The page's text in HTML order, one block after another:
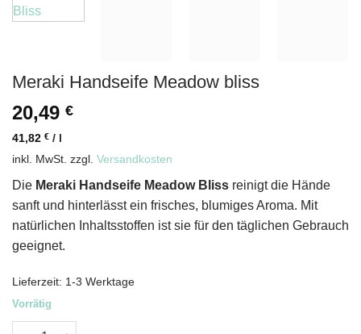
Meraki Handseife Meadow bliss
20,49 €
41,82 € / l
inkl. MwSt. zzgl. Versandkosten
Die Meraki Handseife Meadow Bliss reinigt die Hände
sanft und hinterlässt ein frisches, blumiges Aroma. Mit
natürlichen Inhaltsstoffen ist sie für den täglichen Gebrauch
geeignet.
Lieferzeit: 1-3 Werktage
Vorrätig
Meraki Handseife Meadow bliss Menge